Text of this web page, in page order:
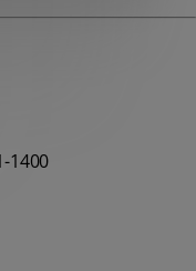
1400